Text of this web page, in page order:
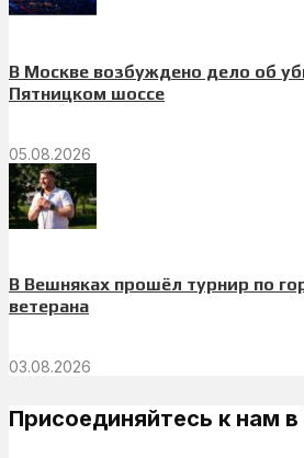
В Москве возбуждено дело об
Пятницком шоссе
05.08.2026
В Вешняках прошёл турнир по
ветерана
03.08.2026
Присоединяйтесь к нам в